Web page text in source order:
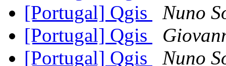
[Portugal] Qgis
Nuno
[Portugal] Qgis
[Portugal] Qgis
Nuno